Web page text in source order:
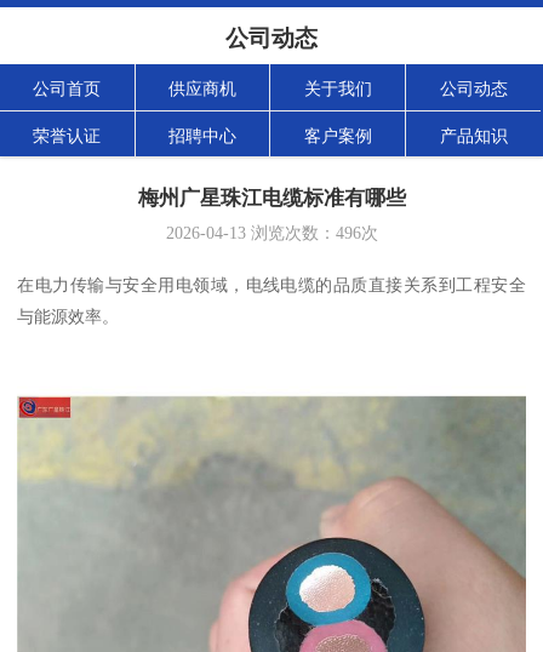
公司动态
公司首页 供应商机 关于我们 公司动态
荣誉认证 招聘中心 客户案例 产品知识
梅州广星珠江电缆标准有哪些
2026-04-13浏览次数： 496次
在电力传输与安全用电领域，电线电缆的品质直接关系到工程安全
与能源效率。